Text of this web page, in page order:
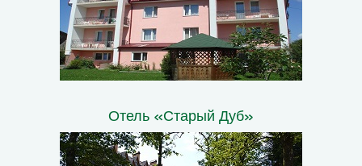
Отель «Старый Дуб»